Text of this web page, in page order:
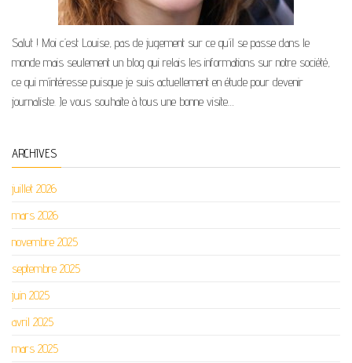
Salut ! Moi c’est Louise, pas de jugement sur ce qu’il se passe dans le
monde mais seulement un blog qui relais les informations sur notre société,
ce qui m’intéresse puisque je suis actuellement en étude pour devenir
journaliste. Je vous souhaite à tous une bonne visite…
ARCHIVES
juillet 2026
mars 2026
novembre 2025
septembre 2025
juin 2025
avril 2025
mars 2025